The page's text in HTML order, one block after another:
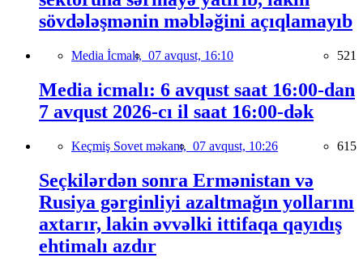
sövdələşmənin məbləğini açıqlamayıb
Media İcmalı, 07 avqust, 16:10 521
Media icmalı: 6 avqust saat 16:00-dan
7 avqust 2026-cı il saat 16:00-dək
Keçmiş Sovet məkanı, 07 avqust, 10:26 615
Seçkilərdən sonra Ermənistan və
Rusiya gərginliyi azaltmağın yollarını
axtarır, lakin əvvəlki ittifaqa qayıdış
ehtimalı azdır